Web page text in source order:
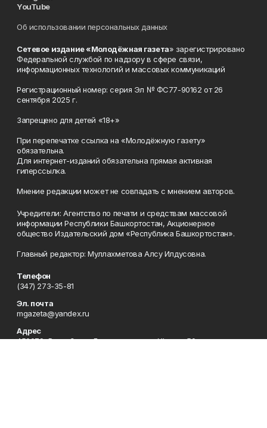
YouTube
Об использовании персональных данных
Сетевое издание «Молодёжная газета» зарегистрировано
Федеральной службой по надзору в сфере связи,
информационных технологий и массовых коммуникаций
Регистрационный номер: серия Эл № ФС77-90162 от 26
сентября 2025 г.
Запрещено для детей «18+»
При перепечатке ссылка на «Молодёжную газету»
обязательна.
Для интернет-изданий обязательна прямая активная
гиперссылка.
Мнение редакции может не совпадать с мнением авторов.
Учредители: Агентство по печати и средствам массовой
информации Республики Башкортостан, Акционерное
общество Издательский дом «Республика Башкортостан».
Главный редактор: Муллахметова Алсу Илдусовна.
Телефон
(347) 273-35-81
Эл. почта
mgazeta@yandex.ru
Адрес
450079, Республика Башкортостан, г. Уфа, ул. 50-летия